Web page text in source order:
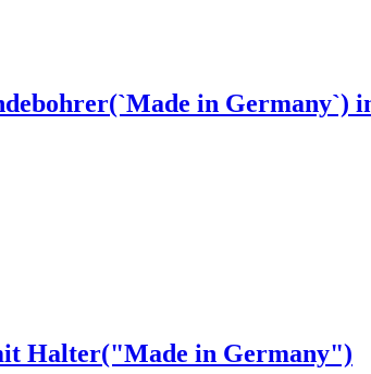
in Germany`)
Halter("Made in Germany")